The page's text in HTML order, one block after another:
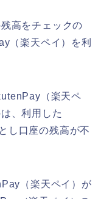
高をチェックの
（楽天ペイ）を利
（楽天ペ
、利用した
し口座の残高が不
（楽天ペイ）が